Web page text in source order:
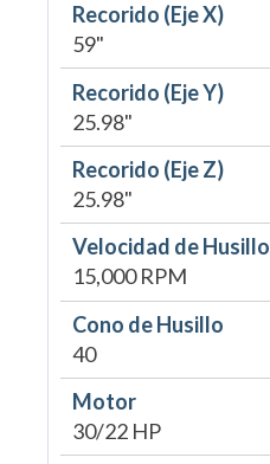
Recorido (Eje X)
59"
Recorido (Eje Y)
25.98"
Recorido (Eje Z)
25.98"
Velocidad de Husillo
15,000 RPM
Cono de Husillo
40
Motor
30/22 HP